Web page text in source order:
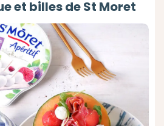
et billes de St Moret